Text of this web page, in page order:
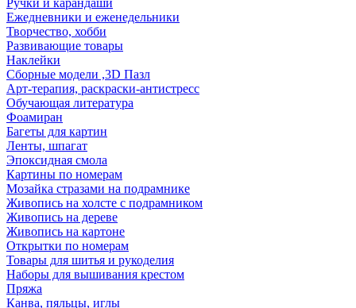
Ручки и карандаши
Ежедневники и еженедельники
Творчество, хобби
Развивающие товары
Наклейки
Сборные модели ,3D Пазл
Арт-терапия, раскраски-антистресс
Обучающая литература
Фоамиран
Багеты для картин
Ленты, шпагат
Эпоксидная смола
Картины по номерам
Мозайка стразами на подрамнике
Живопись на холсте с подрамником
Живопись на дереве
Живопись на картоне
Открытки по номерам
Товары для шитья и рукоделия
Наборы для вышивания крестом
Пряжа
Канва, пяльцы, иглы